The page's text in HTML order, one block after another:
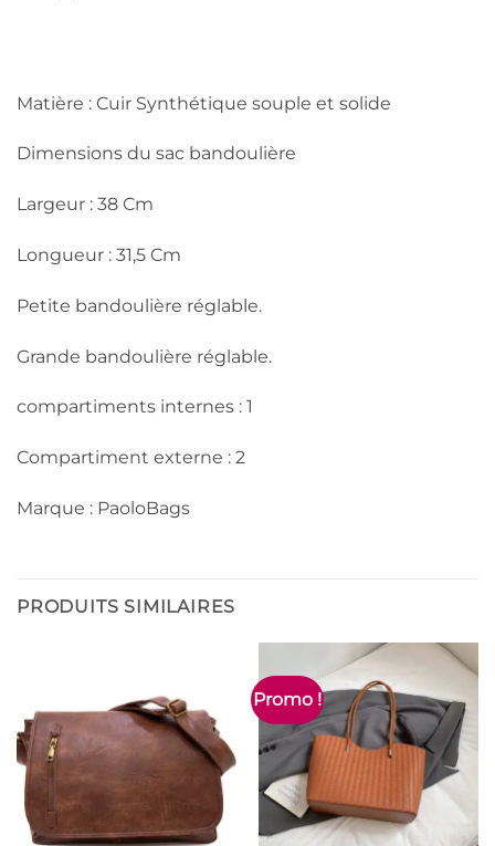
Matière : Cuir Synthétique souple et solide
Dimensions du sac bandoulière
Largeur : 38 Cm
Longueur : 31,5 Cm
Petite bandoulière réglable.
Grande bandoulière réglable.
compartiments internes : 1
Compartiment externe : 2
Marque : PaoloBags
PRODUITS SIMILAIRES
Promo !